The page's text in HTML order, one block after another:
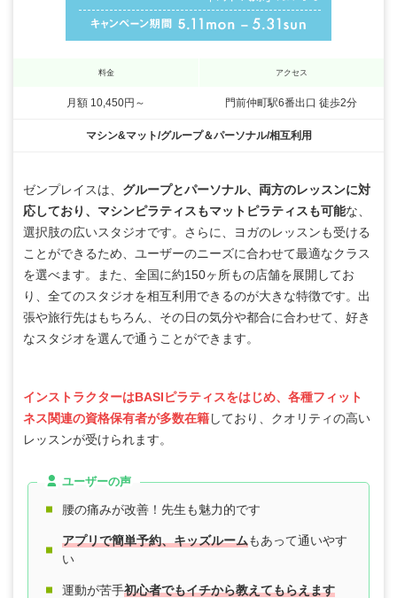
料金 アクセス
月額 10,450円～ 門前仲町駅6番出口 徒歩2分
マシン&マット/グループ＆パーソナル/相互利用
ゼンプレイスは、 グループとパーソナル、両方のレッスンに対
応しており、マシンピラティスもマットピラティスも可能な、
選択肢の広いスタジオです。さらに、ヨガのレッスンも受ける
ことができるため、ユーザーのニーズに合わせて最適なクラス
を選べます。また、全国に約150ヶ所もの店舗を展開してお
り、全てのスタジオを相互利用できるのが大きな特徴です。出
張や旅行先はもちろん、その日の気分や都合に合わせて、好き
なスタジオを選んで通うことができます。
インストラクターはBASIピラティスをはじめ、各種フィット
ネス関連の資格保有者が多数在籍しており、クオリティの高い
レッスンが受けられます。
ユーザーの声
腰の痛みが改善！先生も魅力的です
アプリで簡単予約、キッズルームもあって通いやす
い
運動が苦手初心者でもイチから教えてもらえます